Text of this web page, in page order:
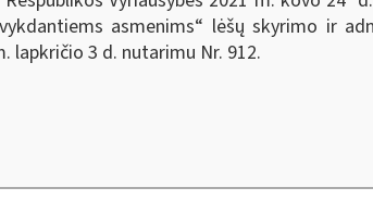
asmenims“ lėšų skyrimo ir
lapkričio 3 d. nutarimu Nr. 912.